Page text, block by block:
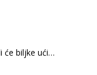
će biljke ući…